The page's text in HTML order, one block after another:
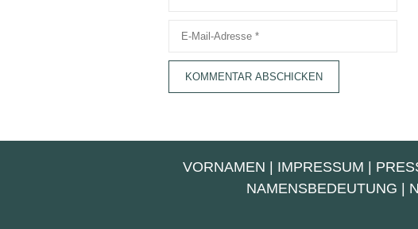
Adresse
VORNAMEN IMPRESSUM
NAMENSBEDEUTUNG